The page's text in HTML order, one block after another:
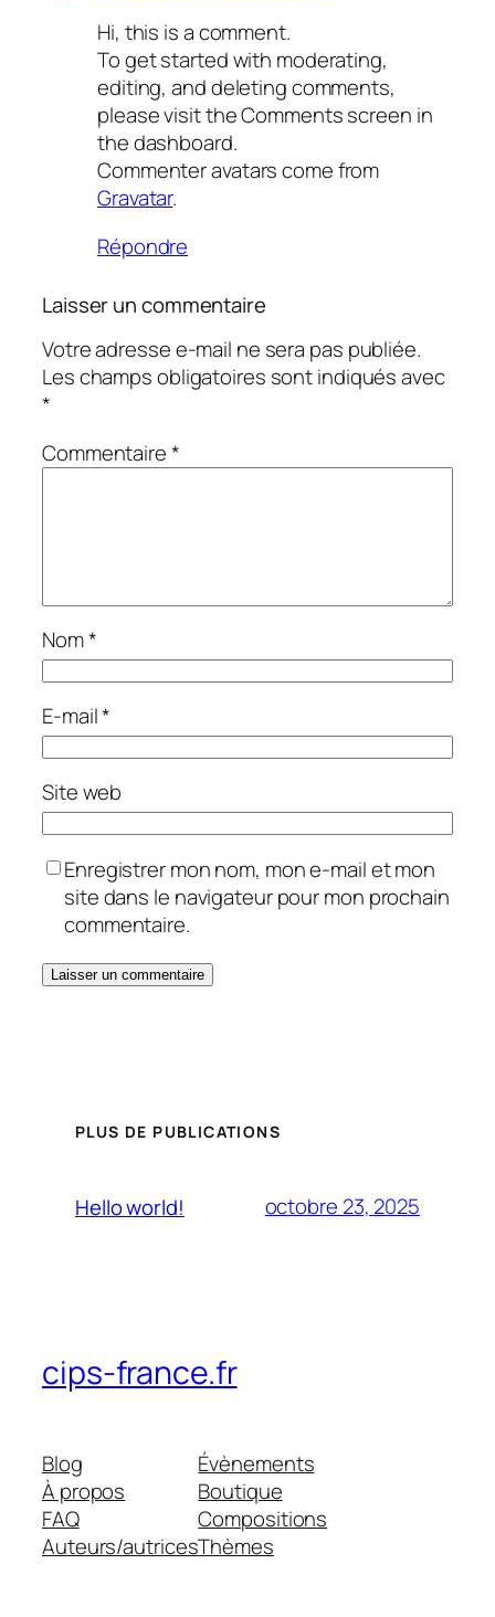
Hi, this is a comment.
To get started with moderating,
editing, and deleting comments,
please visit the Comments screen in
the dashboard.
Commenter avatars come from
Gravatar.
Répondre
Laisser un commentaire
Votre adresse e-mail ne sera pas publiée.
Les champs obligatoires sont indiqués avec
*
Commentaire*
Nom*
E-mail*
Site web
Enregistrer mon nom, mon e-mail et mon
site dans le navigateur pour mon prochain
commentaire.
PLUS DE PUBLICATIONS
Hello world! octobre 23, 2025
cips-france.fr
Blog
À propos
FAQ
Auteurs/autrices
Évènements
Boutique
Compositions
Thèmes